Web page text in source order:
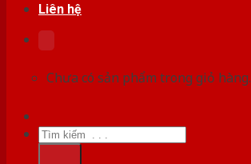
Liên hệ
Chưa có sản phẩm trong giỏ hàng.
Tìm
kiếm: